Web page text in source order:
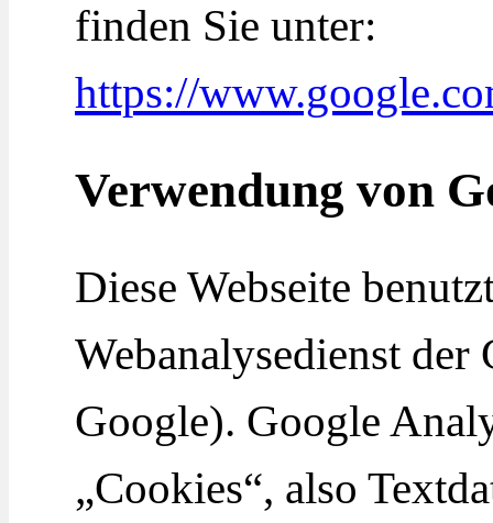
finden Sie unter:
https://
Verwendung von
Diese Webseite
Webanalysedienst
Google). Google
„Cookies“, also